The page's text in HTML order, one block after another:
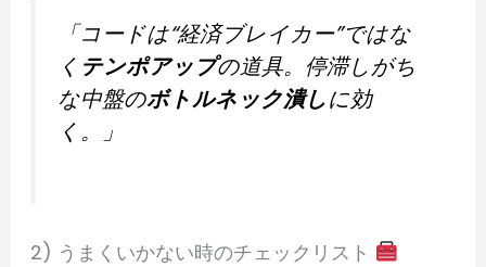
「コードは“経済ブレイカー”ではな
く テンポアップの道具。停滞しがち
な中盤のボトルネック潰しに効
く。」
2) うまくいかない時のチェックリスト